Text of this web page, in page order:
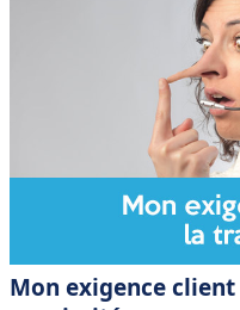
Mon exigence